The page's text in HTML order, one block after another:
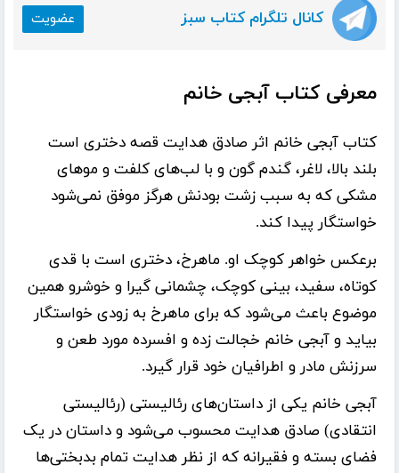
کانال تلگرام کتاب سبز عضویت
معرفی کتاب آبجی خانم
کتاب آبجی خانم اثر صادق هدایت قصه دختری است
بلند بالا،‌ لاغر، گندم گون و با لب‌های کلفت و موهای
مشکی که به سبب زشت بودنش هرگز موفق نمی‌شود
خواستگار پیدا کند.
برعکس خواهر کوچک او. ماهرخ، دختری است با قدی
کوتاه، سفید، بینی کوچک، چشمانی گیرا و خوشرو همین
موضوع باعث می‌شود که برای ماهرخ به زودی خواستگار
بیاید و آبجی خانم خجالت زده و افسرده مورد طعن و
سرزنش مادر و اطرافیان خود قرار گیرد.
آبجی خانم یکی از داستان‌های رئالیستی (رئالیستی
انتقادی) صادق هدایت محسوب می‌شود و داستان در یک
فضای بسته و فقیرانه که از نظر هدایت تمام بدبختی‌ها